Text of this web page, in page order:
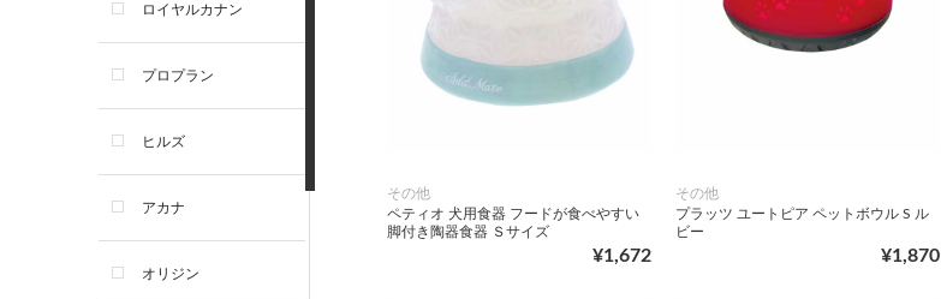
イ・ウェット）
犬ドライフード
犬ウェットフード
ロイヤルカナン
プロプラン
ヒルズ
アカナ
オリジン
その他
ペティオ 犬用食器 フードが食べやすい
脚付き陶器食器 Ｓサイズ
¥1,672
その他
プラッツ ユートピア ペットボウル S ル
ビー
¥1,870